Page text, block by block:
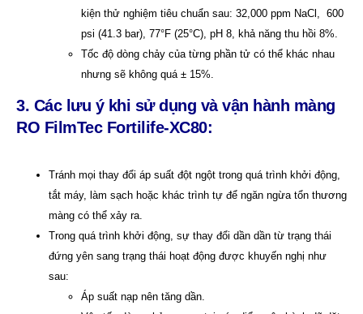
kiện thử nghiệm tiêu chuẩn sau: 32,000 ppm NaCl, 600
psi (41.3 bar), 77°F (25°C), pH 8, khả năng thu hồi 8%.
Tốc độ dòng chảy của từng phần tử có thể khác nhau
nhưng sẽ không quá ± 15%.
3. Các lưu ý khi sử dụng và vận hành màng
RO FilmTec Fortilife-XC80:
Tránh mọi thay đổi áp suất đột ngột trong quá trình khởi động,
tắt máy, làm sạch hoặc khác trình tự để ngăn ngừa tổn thương
màng có thể xảy ra.
Trong quá trình khởi động, sự thay đổi dần dần từ trạng thái
đứng yên sang trạng thái hoạt động được khuyến nghị như
sau:
Áp suất nạp nên tăng dần.